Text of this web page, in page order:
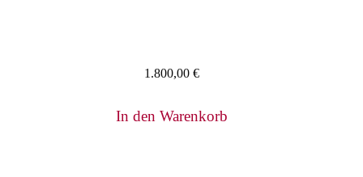
1.800,00 €
In den Warenkorb